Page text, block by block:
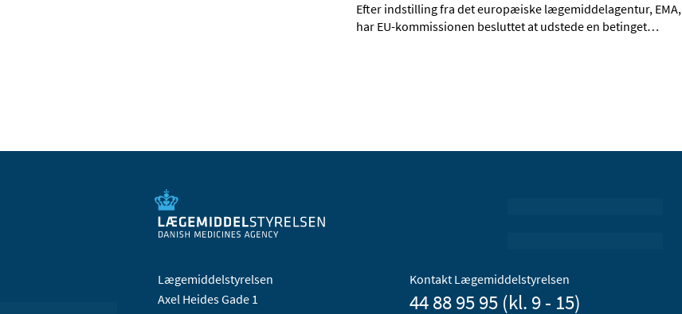
Efter indstilling fra det europæiske lægemiddelagentur, EMA,
har EU-kommissionen besluttet at udstede en betinget…
Lægemiddelstyrelsen
Axel Heides Gade 1
Kontakt Lægemiddelstyrelsen
44 88 95 95 (kl. 9 - 15)